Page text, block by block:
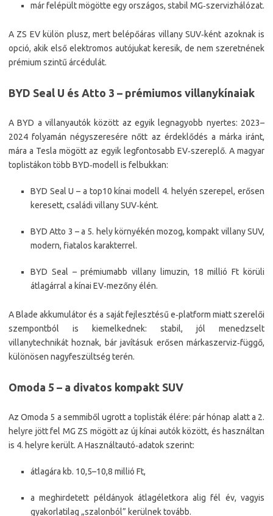
már felépült mögötte egy országos, stabil MG‑szervizhálózat.​
A ZS EV külön plusz, mert belépőáras villany SUV‑ként azoknak is
opció, akik első elektromos autójukat keresik, de nem szeretnének
prémium szintű árcédulát.
BYD Seal U és Atto 3 – prémiumos villanykínaiak
A BYD a villanyautók között az egyik legnagyobb nyertes: 2023–
2024 folyamán négyszeresére nőtt az érdeklődés a márka iránt,
mára a Tesla mögött az egyik legfontosabb EV‑szereplő. A magyar
toplistákon több BYD‑modell is felbukkan:​
BYD Seal U – a top10 kínai modell 4. helyén szerepel, erősen
keresett, családi villany SUV‑ként.​
BYD Atto 3 – a 5. hely környékén mozog, kompakt villany SUV,
modern, fiatalos karakterrel.​
BYD Seal – prémiumabb villany limuzin, 18 millió Ft körüli
átlagárral a kínai EV‑mezőny élén.​
A Blade akkumulátor és a saját fejlesztésű e‑platform miatt szerelői
szempontból is kiemelkednek: stabil, jól menedzselt
villanytechnikát hoznak, bár javításuk erősen márkaszerviz‑függő,
különösen nagyfeszültség terén.
Omoda 5 – a divatos kompakt SUV
Az Omoda 5 a semmiből ugrott a toplisták élére: pár hónap alatt a 2.
helyre jött fel MG ZS mögött az új kínai autók között, és használtan
is 4. helyre került. A Használtautó‑adatok szerint:​
átlagára kb. 10,5–10,8 millió Ft,
a meghirdetett példányok átlagéletkora alig fél év, vagyis
gyakorlatilag „szalonból” kerülnek tovább.​